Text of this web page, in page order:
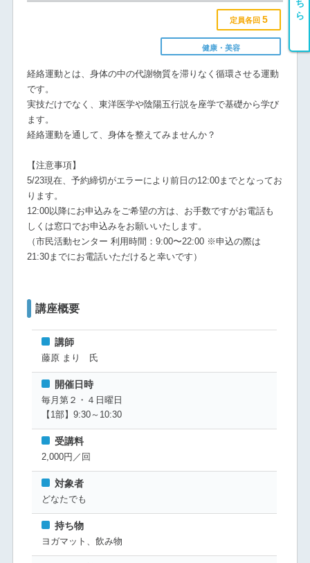
定員各回 5
健康・美容
経絡運動とは、身体の中の代謝物質を滞りなく循環させる運動
です。
実技だけでなく、東洋医学や陰陽五行説を座学で基礎から学び
ます。
経絡運動を通して、身体を整えてみませんか？
【注意事項】
5/23現在、予約締切がエラーにより前日の12:00までとなってお
ります。
12:00以降にお申込みをご希望の方は、お手数ですがお電話も
しくは窓口でお申込みをお願いいたします。
（市民活動センター 利用時間：9:00〜22:00 ※申込の際は
21:30までにお電話いただけると幸いです）
講座概要
講師
藤原 まり 氏
開催日時
毎月第２・４日曜日
【1部】9:30～10:30
受講料
2,000円／回
対象者
どなたでも
持ち物
ヨガマット、飲み物